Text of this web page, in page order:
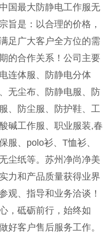
国最大防静电工作服无
旨是：以合理的价格，
足广大客户全方位的需
的合作关系！公司主要
连体服、防静电分体
无尘布、防静电服、防
、防尘服、防护鞋、工
碱工作服、职业服装,春
服、polo衫、T恤衫、
尘纸等。苏州净尚净美
力和产品质量获得业界
观、指导和业务洽谈！
，砥砺前行，始终如
好客户售后服务工作。